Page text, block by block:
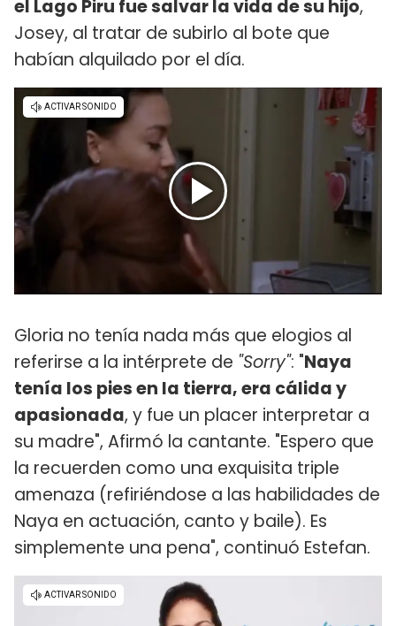
el Lago Piru fue salvar la vida de su hijo,
Josey, al tratar de subirlo al bote que
habían alquilado por el día.
Gloria no tenía nada más que elogios al
referirse a la intérprete de "Sorry": "Naya
tenía los pies en la tierra, era cálida y
apasionada, y fue un placer interpretar a
su madre", Afirmó la cantante. "Espero que
la recuerden como una exquisita triple
amenaza (refiriéndose a las habilidades de
Naya en actuación, canto y baile). Es
simplemente una pena", continuó Estefan.